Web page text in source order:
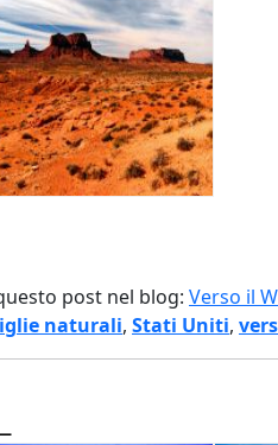
post nel blog: Verso il
naturali, Stati Uniti,